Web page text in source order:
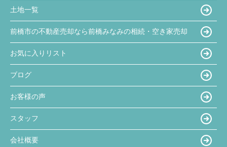
土地一覧
前橋市の不動産売却なら前橋みなみの相続・空き家売却
お気に入りリスト
ブログ
お客様の声
スタッフ
会社概要